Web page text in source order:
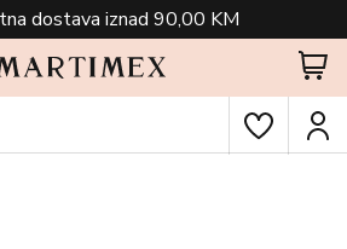
dostava iznad 90,00 KM